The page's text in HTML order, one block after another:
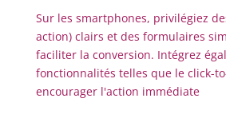
Sur les smartphones, privilégiez
action) clairs et des formulaires
faciliter la conversion. Intégrez
fonctionnalités telles que le click-
encourager l'action immédiate